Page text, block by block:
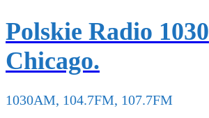
Polskie Radio 1030
Chicago.
1030AM, 104.7FM, 107.7FM